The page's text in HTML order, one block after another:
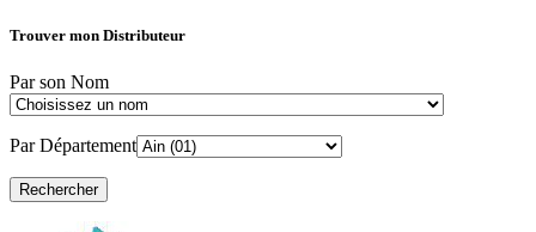
Trouver mon Distributeur
Par son Nom
Par Département